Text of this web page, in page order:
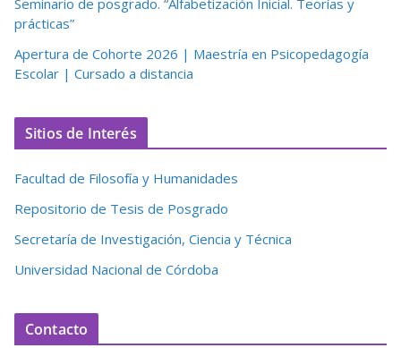
Seminario de posgrado. “Alfabetización Inicial. Teorías y
prácticas”
Apertura de Cohorte 2026 | Maestría en Psicopedagogía
Escolar | Cursado a distancia
Sitios de Interés
Facultad de Filosofía y Humanidades
Repositorio de Tesis de Posgrado
Secretaría de Investigación, Ciencia y Técnica
Universidad Nacional de Córdoba
Contacto